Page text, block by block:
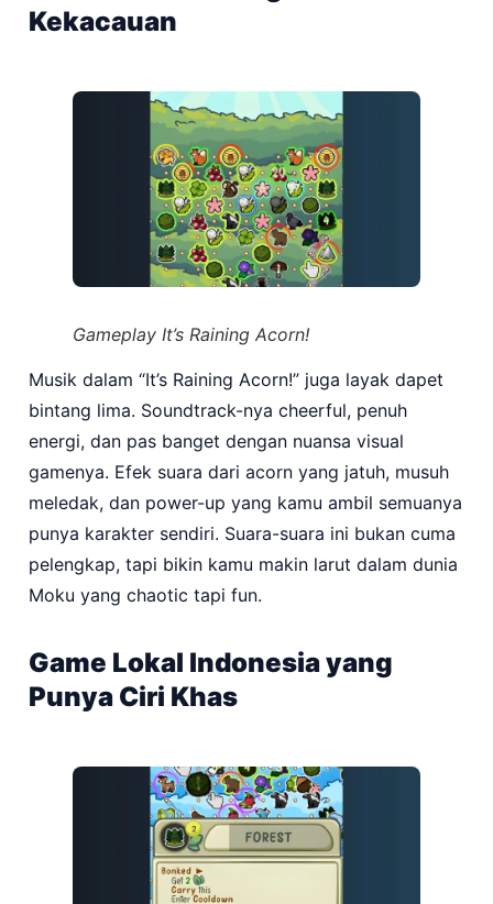
Kekacauan
Gameplay It’s Raining Acorn!
Musik dalam “It’s Raining Acorn!” juga layak dapet
bintang lima. Soundtrack-nya cheerful, penuh
energi, dan pas banget dengan nuansa visual
gamenya. Efek suara dari acorn yang jatuh, musuh
meledak, dan power-up yang kamu ambil semuanya
punya karakter sendiri. Suara-suara ini bukan cuma
pelengkap, tapi bikin kamu makin larut dalam dunia
Moku yang chaotic tapi fun.
Game Lokal Indonesia yang
Punya Ciri Khas